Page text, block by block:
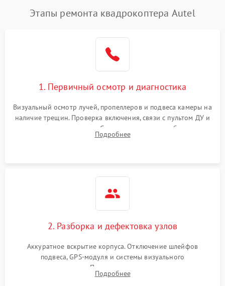
Этапы ремонта квадрокоптера Autel
1. Первичный осмотр и диагностика
Визуальный осмотр лучей, пропеллеров и подвеса камеры на
наличие трещин. Проверка включения, связи с пультом ДУ и
передачи видеосигнала. Считывание логов ошибок через
полетное ПО для определения характера неисправности.
Подробнее
2. Разборка и дефектовка узлов
Аккуратное вскрытие корпуса. Отключение шлейфов
подвеса, GPS-модуля и системы визуального
позиционирования. Проверка полетного контроллера,
регуляторов оборотов (ESC) и бесколлекторных моторов на
Подробнее